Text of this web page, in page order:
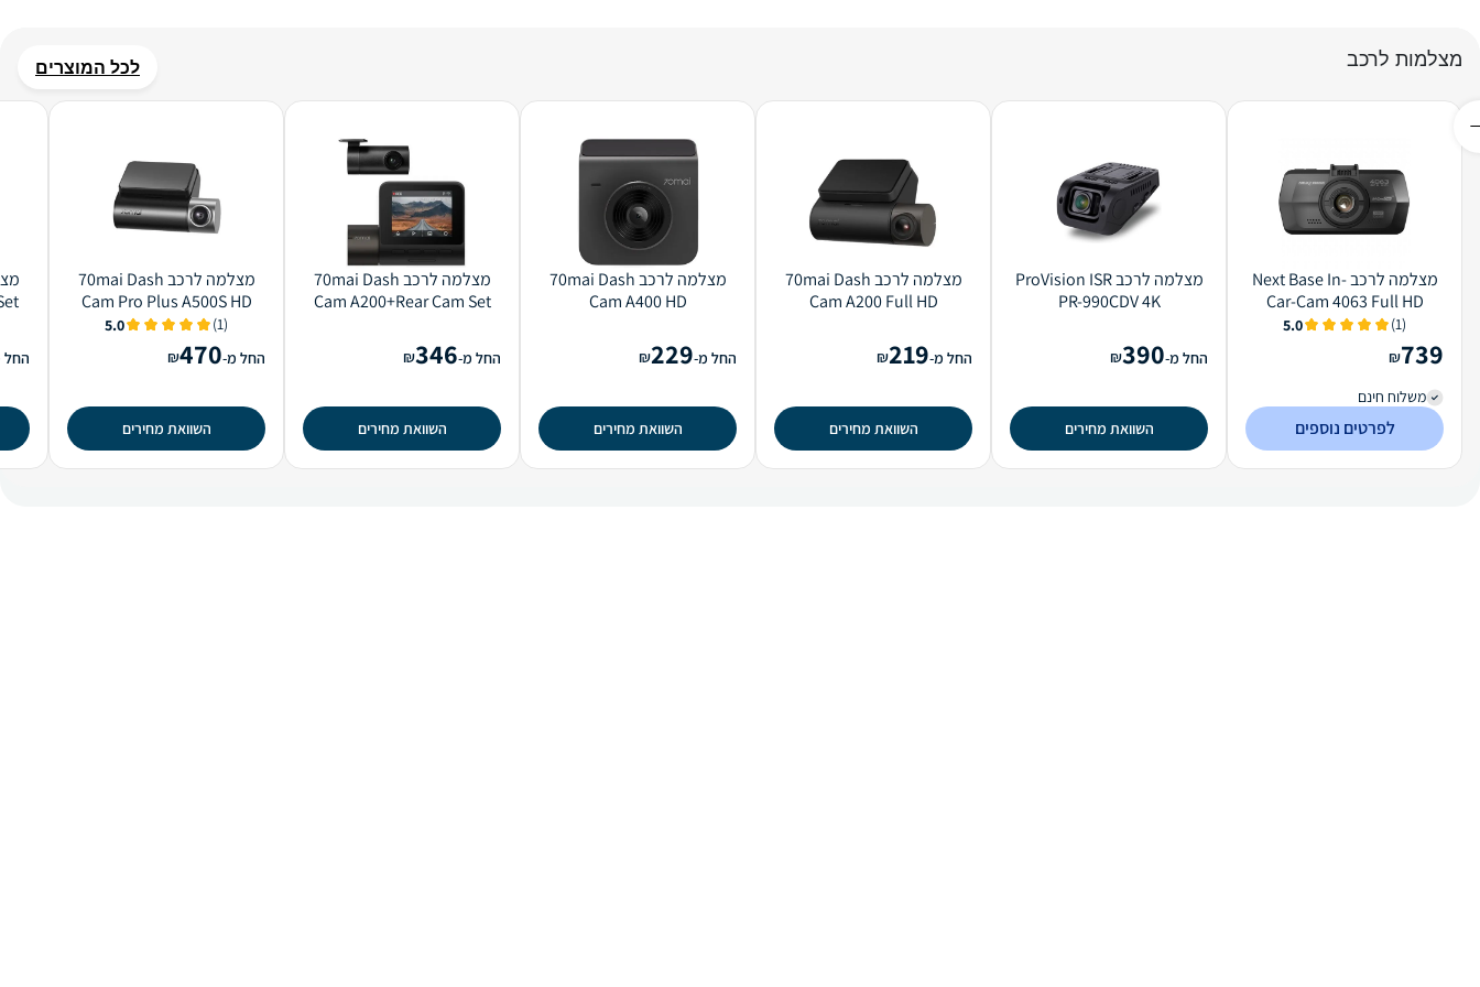
מצלמות לרכב לכל המוצרים
מצלמה לרכב Next Base In-
Car-Cam 4063 Full HD
(1)
5.0
739
₪
משלוח חינם
לפרטים נוספים
מצלמה לרכב ProVision ISR
PR-990CDV 4K
החל מ-390
₪
השוואת מחירים
מצלמה לרכב 70mai Dash
Cam A200 Full HD
החל מ-219
₪
השוואת מחירים
מצלמה לרכב 70mai Dash
Cam A400 HD
החל מ-229
₪
השוואת מחירים
מצלמה לרכב 70mai Dash
Cam A200+‎Rear Cam Set
החל מ-346
₪
השוואת מחירים
מצלמה לרכב 70mai Dash
Cam Pro Plus A500S HD
(1)
5.0
החל מ-470
₪
השוואת מחירים
החל